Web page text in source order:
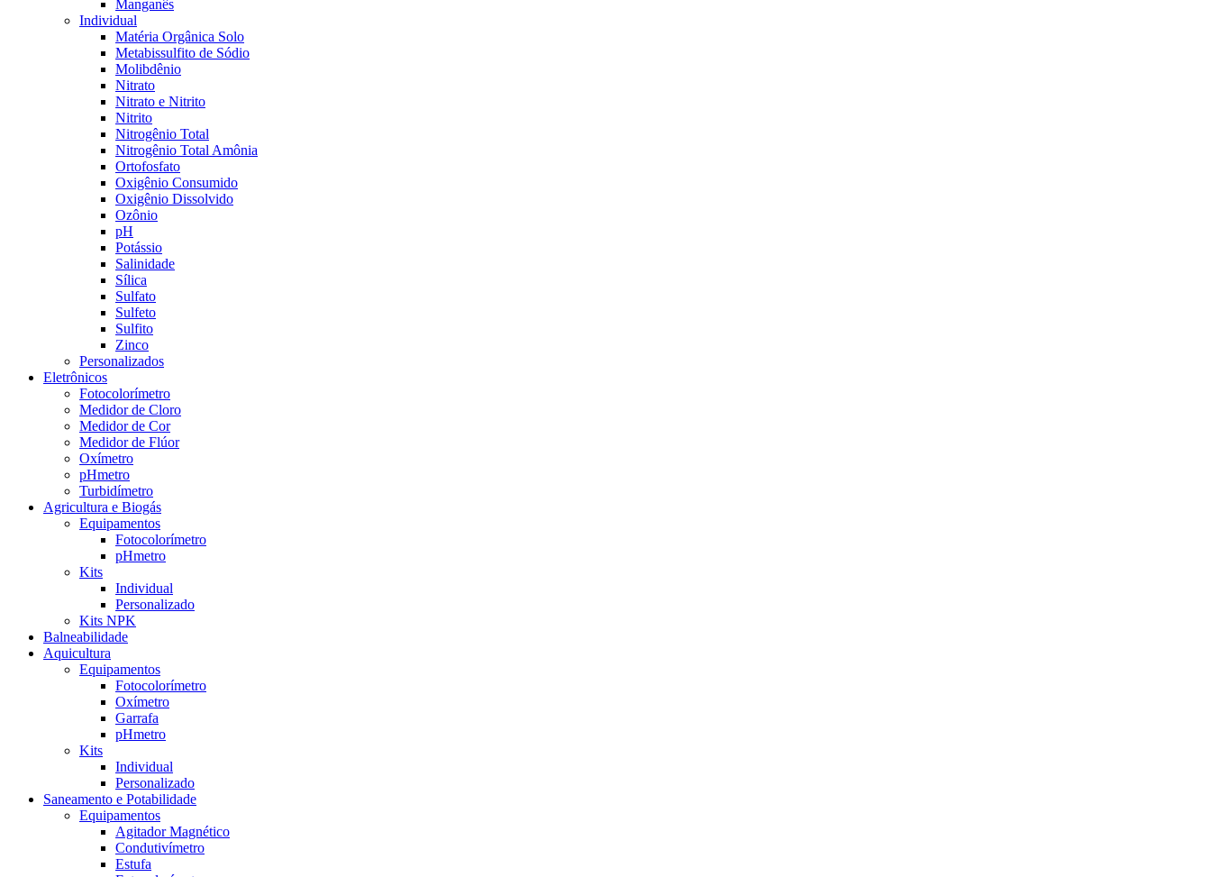
Manganês
Individual
Matéria Orgânica Solo
Metabissulfito de Sódio
Molibdênio
Nitrato
Nitrato e Nitrito
Nitrito
Nitrogênio Total
Nitrogênio Total Amônia
Ortofosfato
Oxigênio Consumido
Oxigênio Dissolvido
Ozônio
pH
Potássio
Salinidade
Sílica
Sulfato
Sulfeto
Sulfito
Zinco
Personalizados
Eletrônicos
Fotocolorímetro
Medidor de Cloro
Medidor de Cor
Medidor de Flúor
Oxímetro
pHmetro
Turbidímetro
Agricultura e Biogás
Equipamentos
Fotocolorímetro
pHmetro
Kits
Individual
Personalizado
Kits NPK
Balneabilidade
Aquicultura
Equipamentos
Fotocolorímetro
Oxímetro
Garrafa
pHmetro
Kits
Individual
Personalizado
Saneamento e Potabilidade
Equipamentos
Agitador Magnético
Condutivímetro
Estufa